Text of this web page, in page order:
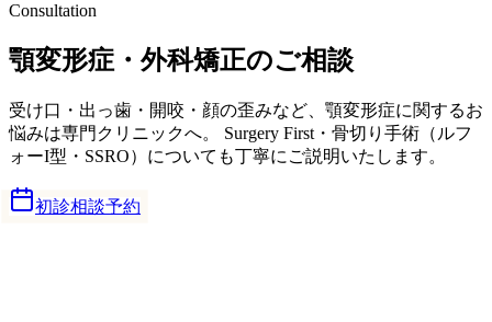
Consultation
顎変形症・外科矯正のご相談
受け口・出っ歯・開咬・顔の歪みなど、顎変形症に関するお
悩みは専門クリニックへ。 Surgery First・骨切り手術（ルフ
ォーI型・SSRO）についても丁寧にご説明いたします。
初診相談予約